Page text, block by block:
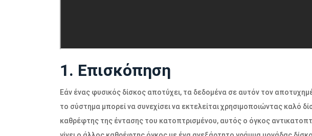
1. Επισκόπηση
Εάν ένας φυσικός δίσκος αποτύχει, τα δεδομένα σε αυτόν τον
το σύστημα μπορεί να συνεχίσει να εκτελείται χρησιμοποιώντας καλό
καθρέφτης της έντασης του κατοπτρισμένου, αυτός ο όγκος